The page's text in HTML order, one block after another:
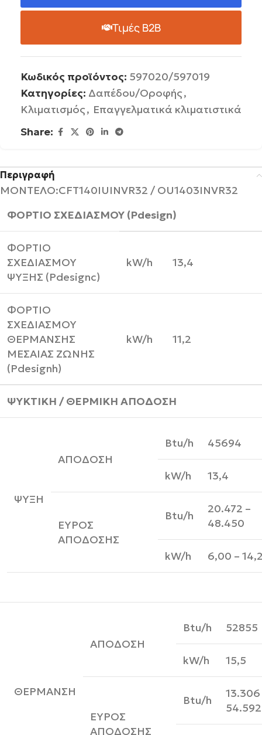
Τιμές B2B
Κωδικός προϊόντος: 597020/597019
Κατηγορίες: Δαπέδου/Οροφής,
Κλιματισμός, Επαγγελματικά κλιματιστικά
Share:
Περιγραφή
ΜΟΝΤΕΛΟ:CFT140IUINVR32 / OU1403INVR32
ΦΟΡΤΙΟ ΣΧΕΔΙΑΣΜΟΥ (Pdesign)
ΦΟΡΤΙΟ
ΣΧΕΔΙΑΣΜΟΥ
ΨΥΞΗΣ (Pdesignc)
kW/h 13,4
ΦΟΡΤΙΟ
ΣΧΕΔΙΑΣΜΟΥ
ΘΕΡΜΑΝΣΗΣ
ΜΕΣΑΙΑΣ ΖΩΝΗΣ
(Pdesignh)
kW/h 11,2
ΨΥΚΤΙΚΗ / ΘΕΡΜΙΚΗ ΑΠΟΔΟΣΗ
ΨΥΞΗ
ΑΠΟΔΟΣΗ
Btu/h 45694
kW/h 13,4
ΕΥΡΟΣ
ΑΠΟΔΟΣΗΣ
Btu/h
20.472 –
48.450
kW/h 6,00 –
ΘΕΡΜΑΝΣΗ
ΑΠΟΔΟΣΗ
Btu/h 52855
kW/h 15,5
ΕΥΡΟΣ
ΑΠΟΔΟΣΗΣ
Btu/h
13.306
54.592